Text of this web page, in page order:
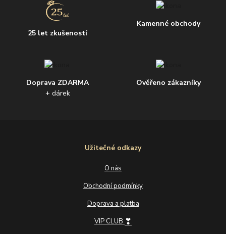
25 let zkušeností
Kamenné obchody
Doprava ZDARMA
+ dárek
Ověřeno zákazníky
Užitečné odkazy
O nás
Obchodní podmínky
Doprava a platba
VIP CLUB ❣